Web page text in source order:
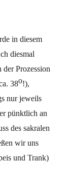
in diesem
diesmal
Prozession
38o!),
nur jeweils
pünktlich an
des sakralen
wir uns
und Trank)